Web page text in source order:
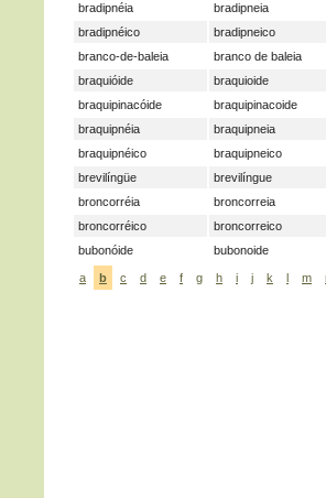
bradipnéia
bradipneia
bradipnéico
bradipneico
branco-de-baleia
branco de baleia
braquióide
braquioide
braquipinacóide
braquipinacoide
braquipnéia
braquipneia
braquipnéico
braquipneico
brevilíngüe
brevilíngue
broncorréia
broncorreia
broncorréico
broncorreico
bubonóide
bubonoide
a b c d e f g h i j k l m